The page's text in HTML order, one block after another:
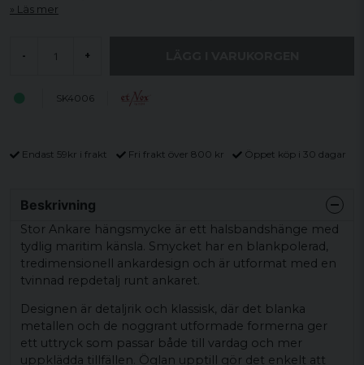
Läs mer
- +
SK4006
Endast 59kr i frakt Fri frakt över 800 kr Öppet köp i 30 dagar
Beskrivning
Stor Ankare hängsmycke är ett halsbandshänge med
tydlig maritim känsla. Smycket har en blankpolerad,
tredimensionell ankardesign och är utformat med en
tvinnad repdetalj runt ankaret.
Designen är detaljrik och klassisk, där det blanka
metallen och de noggrant utformade formerna ger
ett uttryck som passar både till vardag och mer
uppklädda tillfällen. Öglan upptill gör det enkelt att